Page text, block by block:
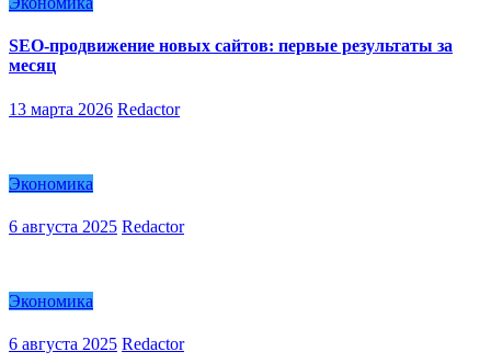
SEO-продвижение новых сайтов: первые результаты за
месяц
13 марта 2026 Redactor
Экономика
6 августа 2025 Redactor
Экономика
6 августа 2025 Redactor